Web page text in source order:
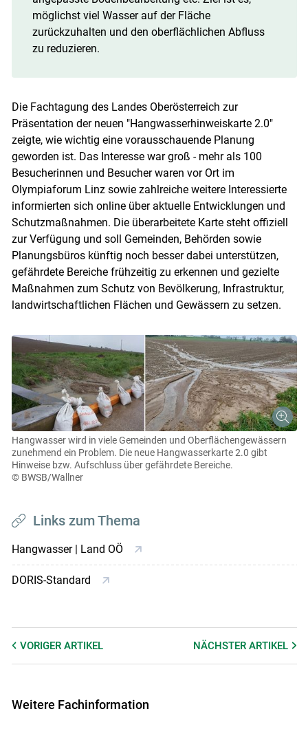
möglichst viel Wasser auf der Fläche
zurückzuhalten und den oberflächlichen Abfluss
zu reduzieren.
Die Fachtagung des Landes Oberösterreich zur
Präsentation der neuen "Hangwasserhinweiskarte 2.0"
zeigte, wie wichtig eine vorausschauende Planung
geworden ist. Das Interesse war groß - mehr als 100
Besucherinnen und Besucher waren vor Ort im
Olympiaforum Linz sowie zahlreiche weitere Interessierte
informierten sich online über aktuelle Entwicklungen und
Schutzmaßnahmen. Die überarbeitete Karte steht offiziell
zur Verfügung und soll Gemeinden, Behörden sowie
Planungsbüros künftig noch besser dabei unterstützen,
gefährdete Bereiche frühzeitig zu erkennen und gezielte
Maßnahmen zum Schutz von Bevölkerung, Infrastruktur,
landwirtschaftlichen Flächen und Gewässern zu setzen.
Hangwasser wird in viele Gemeinden und Oberflächengewässern
zunehmend ein Problem. Die neue Hangwasserkarte 2.0 gibt
Hinweise bzw. Aufschluss über gefährdete Bereiche.
© BWSB/Wallner
Links zum Thema
Hangwasser | Land OÖ
DORIS-Standard
VORIGER ARTIKEL NÄCHSTERARTIKEL
Weitere Fachinformation